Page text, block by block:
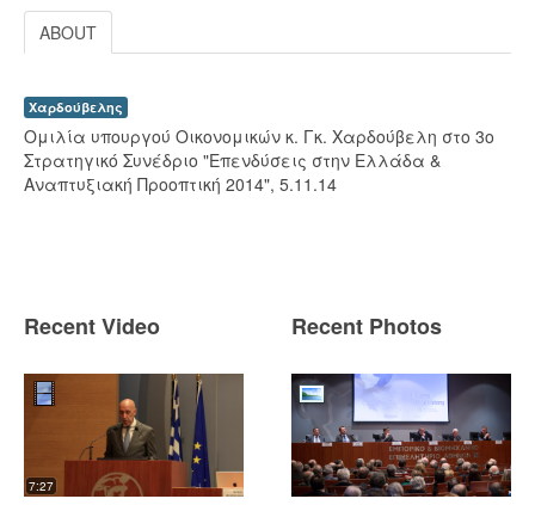
ABOUT
Χαρδούβελης
Ομιλία υπουργού Οικονομικών κ. Γκ. Χαρδούβελη στο 3ο
Στρατηγικό Συνέδριο "Επενδύσεις στην Ελλάδα &
Αναπτυξιακή Προοπτική 2014", 5.11.14
Recent Video
7:27
Recent Photos